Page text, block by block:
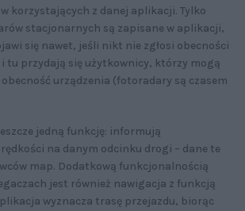
korzystających z danej aplikacji. Tylko
stacjonarnych są zapisane w aplikacji,
się nawet, jeśli nikt nie zgłosi obecności
tu przydają się użytkownicy, którzy mogą
urządzenia (fotoradary są czasem
jedną funkcję: informują
na danym odcinku drogi – dane te
map. Dodatkową funkcjonalnością
jest również nawigacja z funkcją
wyznacza trasę przejazdu, biorąc